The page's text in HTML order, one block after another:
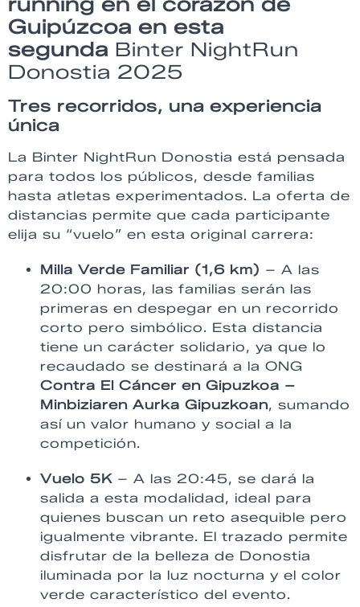
running en el corazón de
Guipúzcoa en esta
segunda Binter NightRun
Donostia 2025
Tres recorridos, una experiencia
única
La Binter NightRun Donostia está pensada
para todos los públicos, desde familias
hasta atletas experimentados. La oferta de
distancias permite que cada participante
elija su “vuelo” en esta original carrera:
Milla Verde Familiar (1,6 km) – A las
20:00 horas, las familias serán las
primeras en despegar en un recorrido
corto pero simbólico. Esta distancia
tiene un carácter solidario, ya que lo
recaudado se destinará a la ONG
Contra El Cáncer en Gipuzkoa –
Minbiziaren Aurka Gipuzkoan, sumando
así un valor humano y social a la
competición.
Vuelo 5K – A las 20:45, se dará la
salida a esta modalidad, ideal para
quienes buscan un reto asequible pero
igualmente vibrante. El trazado permite
disfrutar de la belleza de Donostia
iluminada por la luz nocturna y el color
verde característico del evento.